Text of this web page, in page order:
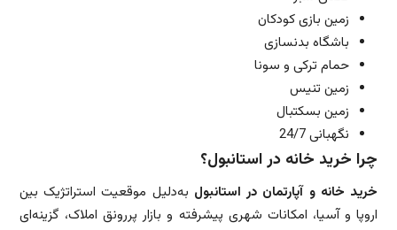
زمین بازی کودکان
باشگاه بدنسازی
حمام ترکی و سونا
زمین تنیس
زمین بسکتبال
نگهبانی 24/7
چرا خرید خانه در استانبول؟
خرید خانه و آپارتمان در استانبول به‌دلیل موقعیت استراتژیک بین
اروپا و آسیا، امکانات شهری پیشرفته و بازار پررونق املاک، گزینه‌ای